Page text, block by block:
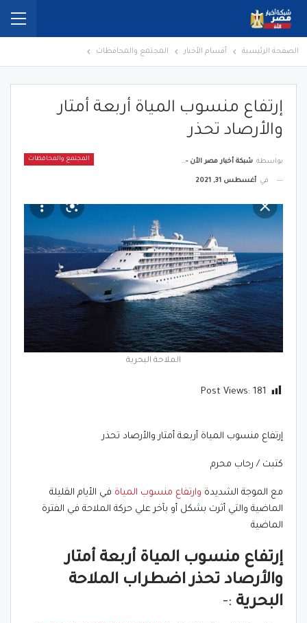
الصفحة الرئيسية أقسام الأخبار المجتمع والمحافظات
إرتفاع منسوب المياة أربعة أمتار
والأرصاد تحذر
المجتمع والمحافظات بواسطة شبكة أخبار مصر الأن - Egypt News Network Now
في أغسطس 31, 2021
الملاحة البحرية
Post Views: 181
إرتفاع منسوب المياة أربعة أمتار والأرصاد تحذر
كتبت / رحاب محرم
مع الموجة الشديدة وارتفاع منسوب المياة في الأيام القليلة
الماضية والتي أثرت بشكل أو بآخر علي حركة الملاحة في الفترة
الماضية
إرتفاع منسوب المياة أربعة أمتار
والأرصاد تحذر اضطراب الملاحة
البحرية :-